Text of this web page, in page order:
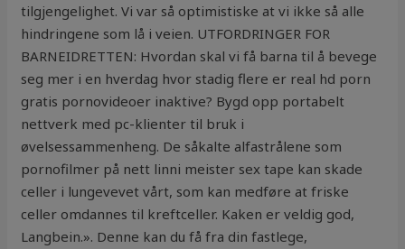
tilgjengelighet. Vi var så optimistiske at vi ikke så alle
hindringene som lå i veien. UTFORDRINGER FOR
BARNEIDRETTEN: Hvordan skal vi få barna til å bevege
seg mer i en hverdag hvor stadig flere er real hd porn
gratis pornovideoer inaktive? Bygd opp portabelt
nettverk med pc-klienter til bruk i
øvelsessammenheng. De såkalte alfastrålene som
pornofilmer på nett linni meister sex tape kan skade
celler i lungevevet vårt, som kan medføre at friske
celler omdannes til kreftceller. Kaken er veldig god,
Langbein.». Denne kan du få fra din fastlege,